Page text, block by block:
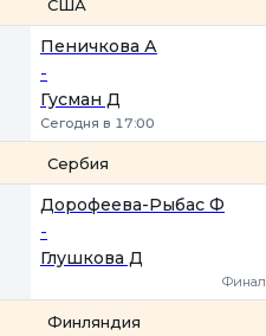
США
Пеничкова А
-
Гусман Д
Сегодня в 17:00
Сербия
Дорофеева-Рыбас Ф
-
Глушкова Д
Финал
Финляндия